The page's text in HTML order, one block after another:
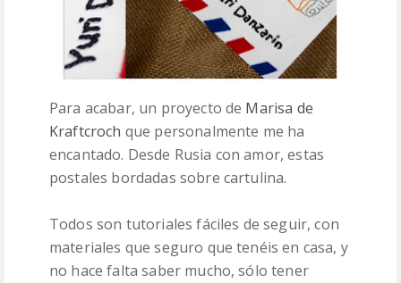
Para acabar, un proyecto de Marisa de
Kraftcroch que personalmente me ha
encantado. Desde Rusia con amor, estas
postales bordadas sobre cartulina.
Todos son tutoriales fáciles de seguir, con
materiales que seguro que tenéis en casa, y
no hace falta saber mucho, sólo tener